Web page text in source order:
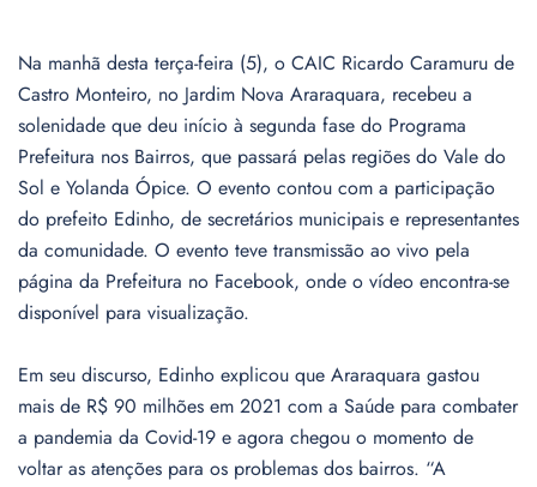
Na manhã desta terça-feira (5), o CAIC Ricardo Caramuru de
Castro Monteiro, no Jardim Nova Araraquara, recebeu a
solenidade que deu início à segunda fase do Programa
Prefeitura nos Bairros, que passará pelas regiões do Vale do
Sol e Yolanda Ópice. O evento contou com a participação
do prefeito Edinho, de secretários municipais e representantes
da comunidade. O evento teve transmissão ao vivo pela
página da Prefeitura no Facebook, onde o vídeo encontra-se
disponível para visualização.
Em seu discurso, Edinho explicou que Araraquara gastou
mais de R$ 90 milhões em 2021 com a Saúde para combater
a pandemia da Covid-19 e agora chegou o momento de
voltar as atenções para os problemas dos bairros. “A